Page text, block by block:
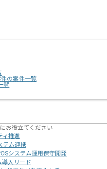
の案件一覧
覧
お役立てください
ィ推進
テム連携
システム運用保守開発
導入リード